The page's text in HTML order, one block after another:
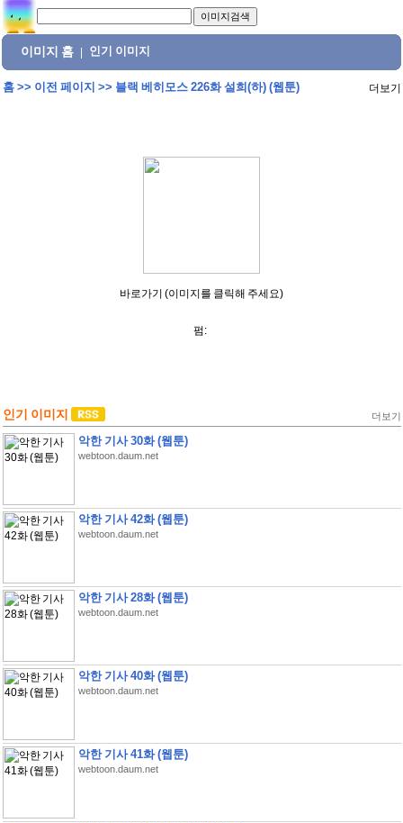
이미지 홈 인기 이미지
홈>> 이전 페이지 >> 블랙 베히모스 226화 설희(하) (웹툰) 더보기
바로가기 (이미지를 클릭해 주세요)
펌:
인기 이미지 더보기
악한 기사 30화 (웹툰)
webtoon.daum.net
악한 기사 42화 (웹툰)
webtoon.daum.net
악한 기사 28화 (웹툰)
webtoon.daum.net
악한 기사 40화 (웹툰)
webtoon.daum.net
악한 기사 41화 (웹툰)
webtoon.daum.net